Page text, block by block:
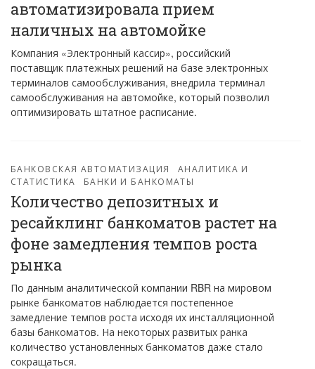
автоматизировала прием
наличных на автомойке
Компания «Электронный кассир», российский
поставщик платежных решений на базе электронных
терминалов самообслуживания, внедрила терминал
самообслуживания на автомойке, который позволил
оптимизировать штатное расписание.
БАНКОВСКАЯ АВТОМАТИЗАЦИЯ
АНАЛИТИКА И
СТАТИСТИКА
БАНКИ И БАНКОМАТЫ
Количество депозитных и
ресайклинг банкоматов растет на
фоне замедления темпов роста
рынка
По данным аналитической компании RBR на мировом
рынке банкоматов наблюдается постепенное
замедление темпов роста исходя их инсталляционной
базы банкоматов. На некоторых развитых ранка
количество установленных банкоматов даже стало
сокращаться.